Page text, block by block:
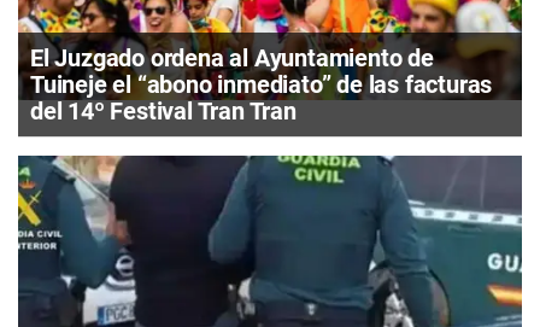
El Juzgado ordena al Ayuntamiento de
Tuineje el “abono inmediato” de las facturas
del 14º Festival Tran Tran